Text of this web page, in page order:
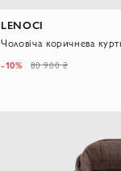
LENOCI
-10% 80 900 ₴